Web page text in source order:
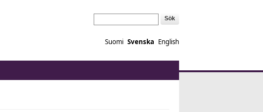
Suomi Svenska English